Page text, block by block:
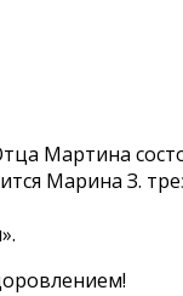
Мартина
Марина З.